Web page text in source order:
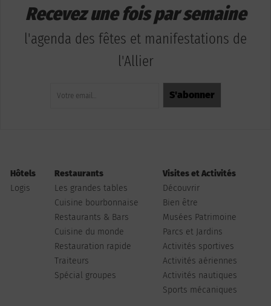
Recevez une fois par semaine
l'agenda des fêtes et manifestations de
l'Allier
Hôtels
Logis
Restaurants
Les grandes tables
Cuisine bourbonnaise
Restaurants & Bars
Cuisine du monde
Restauration rapide
Traiteurs
Spécial groupes
Visites et Activités
Découvrir
Bien être
Musées Patrimoine
Parcs et Jardins
Activités sportives
Activités aériennes
Activités nautiques
Sports mécaniques